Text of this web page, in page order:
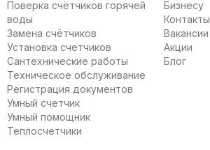
Поверка счётчиков горячей
воды
Замена счётчиков
Установка счетчиков
Сантехнические работы
Техническое обслуживание
Регистрация документов
Умный счетчик
Умный помощник
Теплосчетчики
Бизнесу
Контакты
Вакансии
Акции
Блог